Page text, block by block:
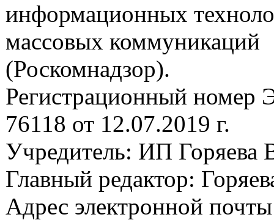
информационных
массовых коммуникаций
(Роскомнадзор).
Регистрационный
76118 от 12.07.2019 г.
Учредитель: ИП Горяева
Главный редактор:
Адрес электронной